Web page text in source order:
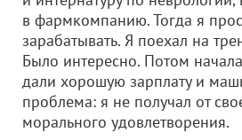
в фармкомпанию. Тогда я
зарабатывать. Я поехал на
Было интересно. Потом
дали хорошую зарплату и
проблема: я не получал от
морального удовлетворения.